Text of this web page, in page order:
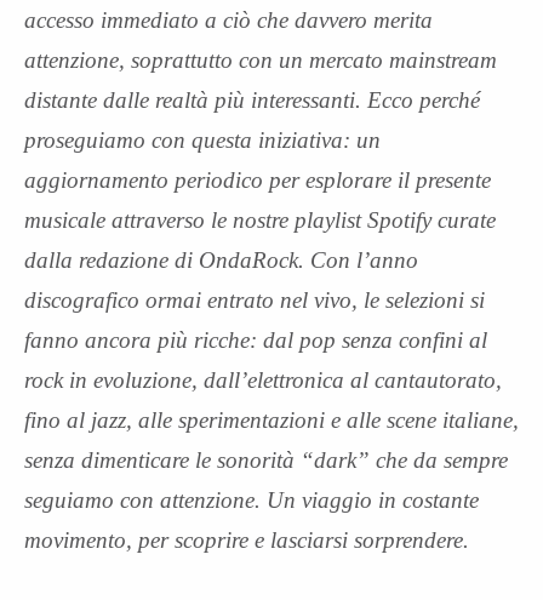
accesso immediato a ciò che davvero merita
attenzione, soprattutto con un mercato mainstream
distante dalle realtà più interessanti. Ecco perché
proseguiamo con questa iniziativa: un
aggiornamento periodico per esplorare il presente
musicale attraverso le nostre playlist Spotify curate
dalla redazione di OndaRock. Con l’anno
discografico ormai entrato nel vivo, le selezioni si
fanno ancora più ricche: dal pop senza confini al
rock in evoluzione, dall’elettronica al cantautorato,
fino al jazz, alle sperimentazioni e alle scene italiane,
senza dimenticare le sonorità “dark” che da sempre
seguiamo con attenzione. Un viaggio in costante
movimento, per scoprire e lasciarsi sorprendere.